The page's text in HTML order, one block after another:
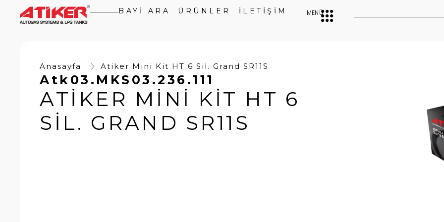
BAYI ARA ÜRÜNLER İLETİŞİM MENÜ
Anasayfa Atiker Mini Kit HT 6 Sil. Grand SR11S
Atk03.MKS03.236.111
ATIKER MINI KIT HT 6
SIL. GRAND SR11S